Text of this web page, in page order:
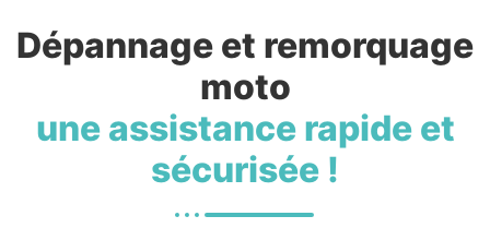
Dépannage et remorquage
moto
une assistance rapide et
sécurisée !